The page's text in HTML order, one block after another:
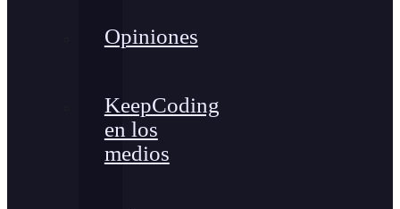
Opiniones
KeepCoding
en los
medios